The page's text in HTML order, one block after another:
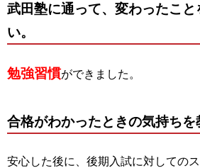
武田塾に通って、変わったこと
い。
勉強習慣ができました。
合格がわかったときの気持ちを
安心した後に、後期入試に対しての